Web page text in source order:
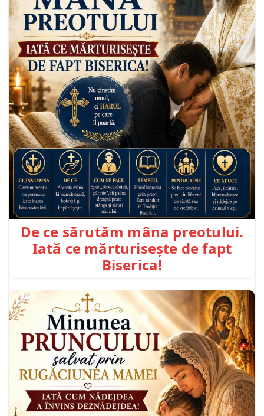
De ce sărutăm mâna preotului.
Iată ce mărturisește de fapt
Biserica!